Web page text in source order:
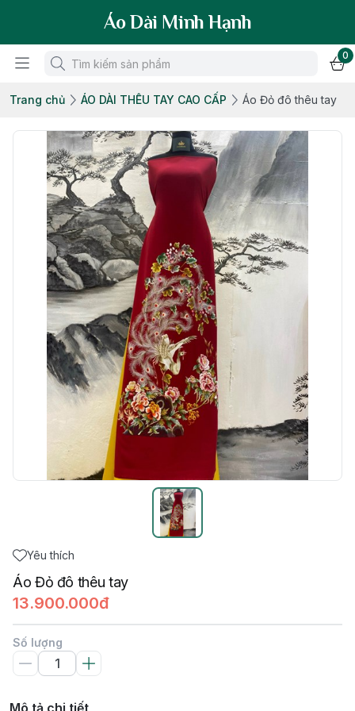
Áo Dài Minh Hạnh
0
Trang chủ ÁO DÀI THÊU TAY CAO CẤP Áo Đỏ đô thêu tay
Yêu thích
Áo Đỏ đô thêu tay
13.900.000đ
Số lượng
Mô tả chi tiết